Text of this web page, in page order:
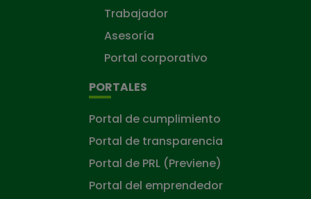
Trabajador
Asesoría
Portal corporativo
PORTALES
Portal de cumplimiento
Portal de transparencia
Portal de PRL (Previene)
Portal del emprendedor